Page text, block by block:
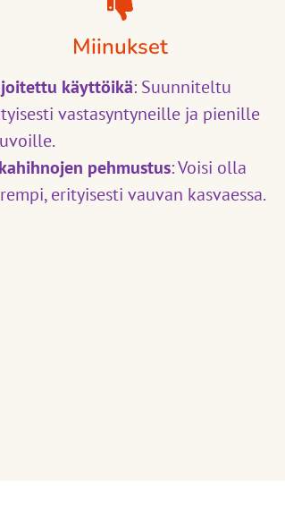
Miinukset
käyttöikä: Suunniteltu
vastasyntyneille ja pienille
pehmustus: Voisi olla
erityisesti vauvan kasvaessa.